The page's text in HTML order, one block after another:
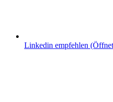
Linkedin empfehlen